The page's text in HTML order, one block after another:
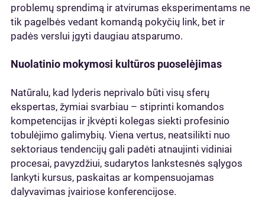
problemų sprendimą ir atvirumas eksperimentams ne
tik pagelbės vedant komandą pokyčių link, bet ir
padės verslui įgyti daugiau atsparumo.
Nuolatinio mokymosi kultūros puoselėjimas
Natūralu, kad lyderis neprivalo būti visų sferų
ekspertas, žymiai svarbiau – stiprinti komandos
kompetencijas ir įkvėpti kolegas siekti profesinio
tobulėjimo galimybių. Viena vertus, neatsilikti nuo
sektoriaus tendencijų gali padėti atnaujinti vidiniai
procesai, pavyzdžiui, sudarytos lankstesnės sąlygos
lankyti kursus, paskaitas ar kompensuojamas
dalyvavimas įvairiose konferencijose.